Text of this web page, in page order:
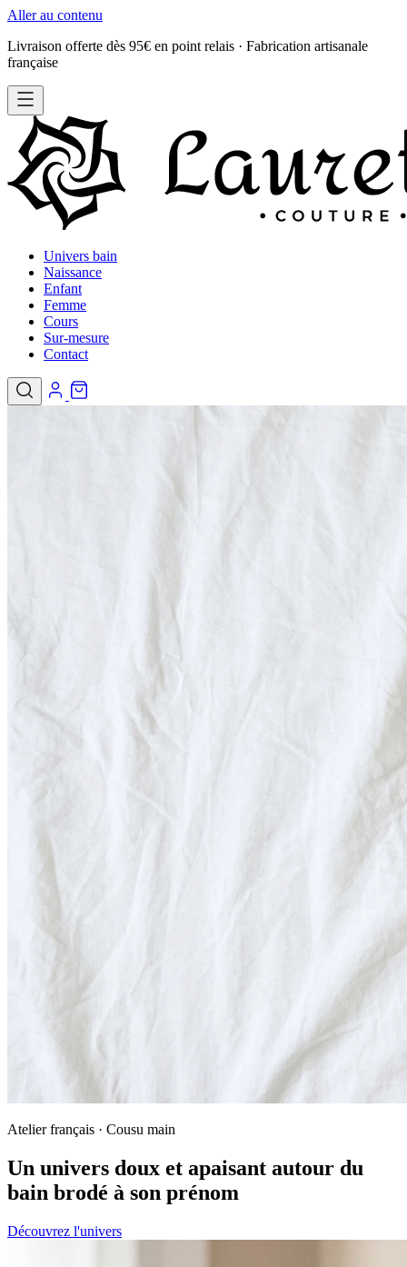
Aller au contenu
Livraison offerte dès 95€ en point relais · Fabrication artisanale
française
Univers bain
Naissance
Enfant
Femme
Cours
Sur-mesure
Contact
Atelier français · Cousu main
Un univers doux et apaisant autour du
bain brodé à son prénom
Découvrez l'univers